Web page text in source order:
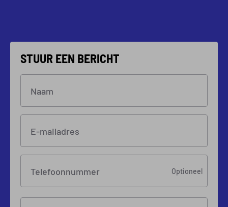
STUUR EEN BERICHT
Naam
E-mailadres
Telefoonnummer Optioneel